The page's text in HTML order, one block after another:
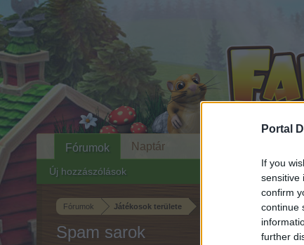
Portal
If you
sensitive
confirm
continue
further
Fórumok Játékosok területe
Spam sarok
Fórumok
Új hozzászólások
Naptár